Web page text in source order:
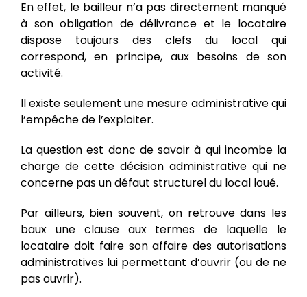
En effet, le bailleur n’a pas directement manqué
à son obligation de délivrance et le locataire
dispose toujours des clefs du local qui
correspond, en principe, aux besoins de son
activité.
Il existe seulement une mesure administrative qui
l’empêche de l’exploiter.
La question est donc de savoir à qui incombe la
charge de cette décision administrative qui ne
concerne pas un défaut structurel du local loué.
Par ailleurs, bien souvent, on retrouve dans les
baux une clause aux termes de laquelle le
locataire doit faire son affaire des autorisations
administratives lui permettant d’ouvrir (ou de ne
pas ouvrir).